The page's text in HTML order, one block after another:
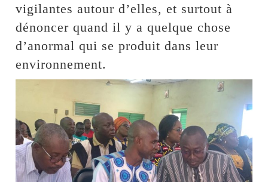
vigilantes autour d’elles, et surtout à
dénoncer quand il y a quelque chose
d’anormal qui se produit dans leur
environnement.